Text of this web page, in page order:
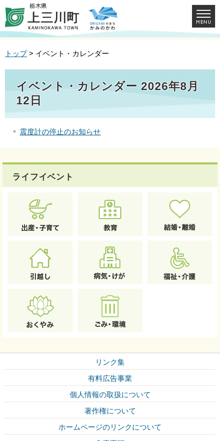
トップ> イベント・カレンダー
イベント・カレンダー 2026年8月
12日
震度計の停止のお知らせ
ライフイベント
リンク集
有料広告事業
個人情報の取扱について
著作権について
ホームページのリンクについて